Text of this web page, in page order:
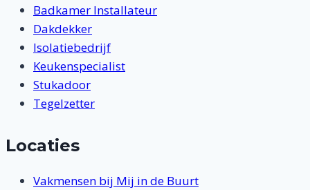
Badkamer Installateur
Dakdekker
Isolatiebedrijf
Keukenspecialist
Stukadoor
Tegelzetter
Locaties
Vakmensen bij Mij in de Buurt